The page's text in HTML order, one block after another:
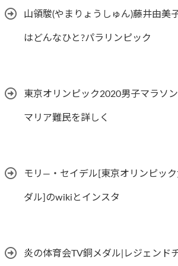
山領駿(やまりょうしゅん)藤井由美
はどんなひと?パラリンピック
東京オリンピック2020男子マラソ
マリア難民を詳しく
モリ―・セイデル[東京オリンピッ
ダル]のwikiとインスタ
炎の体育会TV銅メダル|レジェンド